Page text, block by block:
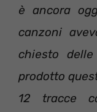
è ancora
canzoni
chiesto
prodotto
12 tracce